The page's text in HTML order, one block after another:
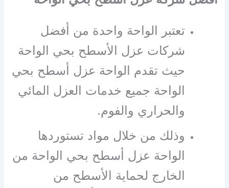
تعتبر الواحة واحدة من أفضل
شركات عزل الأسطح بحي الواحة
حيث تقدم الواحة عزل أسطح بحي
الواحة جميع خدمات العزل المائي
والحراري والفوم.
وذلك من خلال مواد تستوردها
الواحة عزل أسطح بحي الواحة من
الخارج لحماية الأسطح من